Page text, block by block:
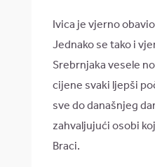
Ivica je vjerno
Jednako se tako i
Srebrnjaka vesele
cijene svaki ljepši
sve do današnjeg
zahvaljujući osobi
Braci.